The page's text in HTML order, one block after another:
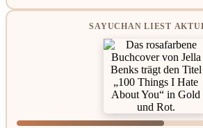
SAYUCHAN LIEST